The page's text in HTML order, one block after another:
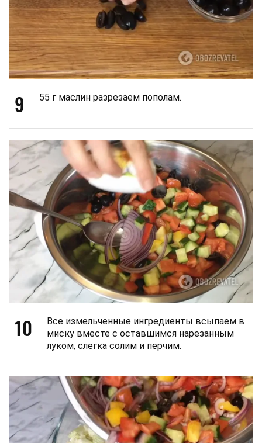
9 55 г маслин разрезаем пополам.
10
Все измельченные ингредиенты всыпаем в
миску вместе с оставшимся нарезанным
луком, слегка солим и перчим.